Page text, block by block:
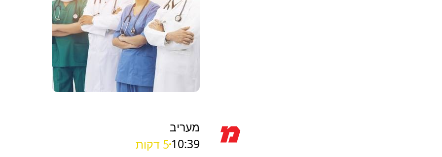
מעריב
10:39 5 דקות